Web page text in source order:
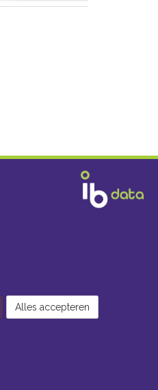
Alles accepteren